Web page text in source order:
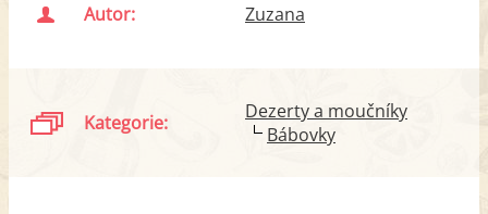
Autor: Zuzana
Kategorie:
Dezerty a moučníky
Bábovky